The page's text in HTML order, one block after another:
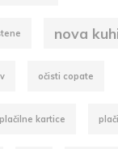
nova
očisti copate
plačilne kartice